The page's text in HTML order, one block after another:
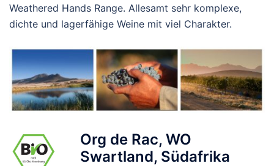
Weathered Hands Range. Allesamt sehr komplexe,
dichte und lagerfähige Weine mit viel Charakter.
Org de Rac, WO
Swartland, Südafrika